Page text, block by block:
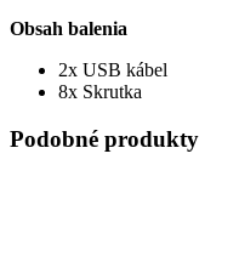
Obsah balenia
2x USB kábel
8x Skrutka
Podobné produkty